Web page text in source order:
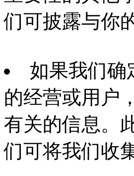
们可披露与你
如果我们确
的经营或用户
有关的信息。
们可将我们收